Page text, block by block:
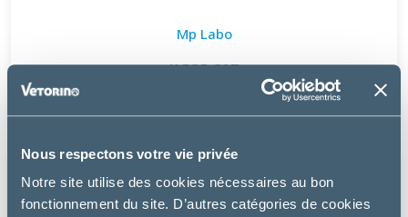
Nous respectons votre vie privée
Notre site utilise des cookies nécessaires au bon
fonctionnement du site. D’autres catégories de cookies
Mp Labo
K FOR CAT